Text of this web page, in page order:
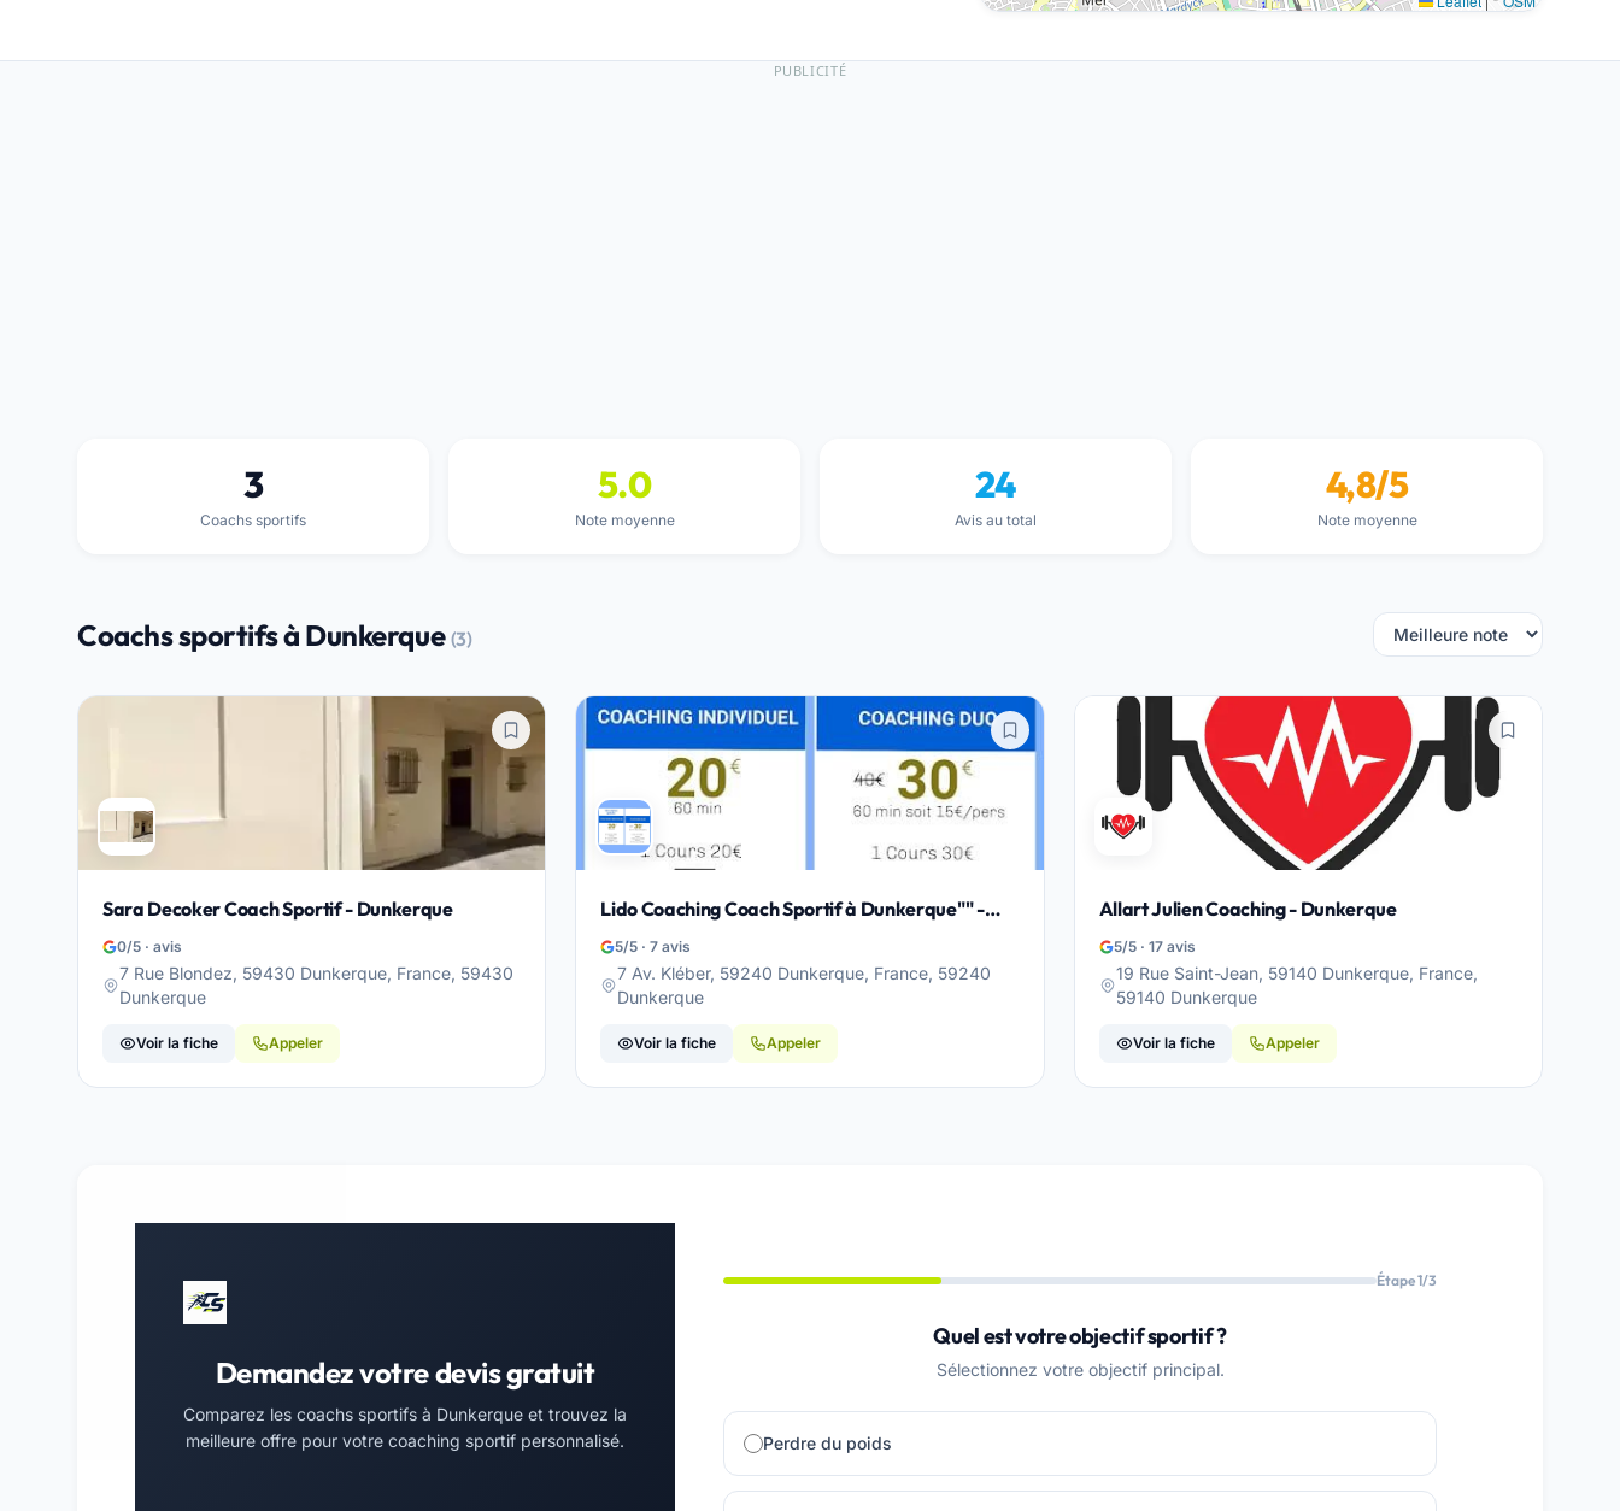
PUBLICITÉ
3
Coachs sportifs
5.0
Note moyenne
24
Avis au total
4,8/5
Note moyenne
Coachs sportifs à Dunkerque (3)
Sara Decoker Coach Sportif - Dunkerque
0/5 · avis
7 Rue Blondez, 59430 Dunkerque, France, 59430
Dunkerque
Voir la fiche Appeler
Lido Coaching Coach Sportif à Dunkerque"" -
Dunkerque
5/5 · 7 avis
7 Av. Kléber, 59240 Dunkerque, France, 59240
Dunkerque
Voir la fiche Appeler
Allart Julien Coaching - Dunkerque
5/5 · 17 avis
19 Rue Saint-Jean, 59140 Dunkerque, France,
59140 Dunkerque
Voir la fiche Appeler
Demandez votre devis gratuit
Comparez les coachs sportifs à Dunkerque et trouvez la
meilleure offre pour votre coaching sportif personnalisé.
Étape 1/3
Quel est votre objectif sportif ?
Sélectionnez votre objectif principal.
Perdre du poids